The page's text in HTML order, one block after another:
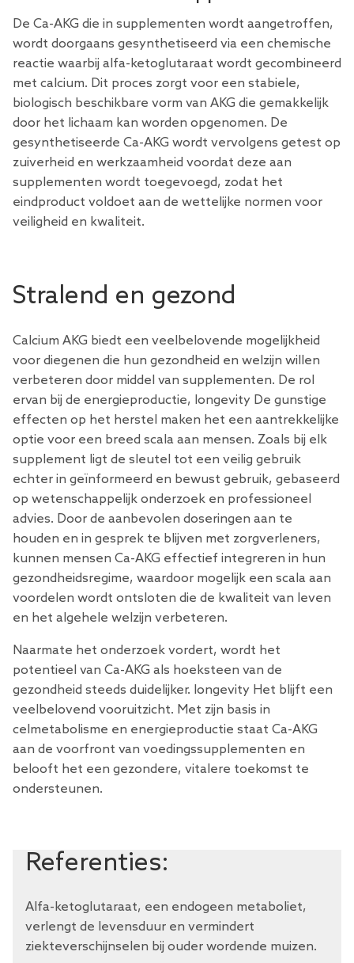
De Ca-AKG die in supplementen wordt aangetroffen,
wordt doorgaans gesynthetiseerd via een chemische
reactie waarbij alfa-ketoglutaraat wordt gecombineerd
met calcium. Dit proces zorgt voor een stabiele,
biologisch beschikbare vorm van AKG die gemakkelijk
door het lichaam kan worden opgenomen. De
gesynthetiseerde Ca-AKG wordt vervolgens getest op
zuiverheid en werkzaamheid voordat deze aan
supplementen wordt toegevoegd, zodat het
eindproduct voldoet aan de wettelijke normen voor
veiligheid en kwaliteit.
Stralend en gezond
Calcium AKG biedt een veelbelovende mogelijkheid
voor diegenen die hun gezondheid en welzijn willen
verbeteren door middel van supplementen. De rol
ervan bij de energieproductie, longevity De gunstige
effecten op het herstel maken het een aantrekkelijke
optie voor een breed scala aan mensen. Zoals bij elk
supplement ligt de sleutel tot een veilig gebruik
echter in geïnformeerd en bewust gebruik, gebaseerd
op wetenschappelijk onderzoek en professioneel
advies. Door de aanbevolen doseringen aan te
houden en in gesprek te blijven met zorgverleners,
kunnen mensen Ca-AKG effectief integreren in hun
gezondheidsregime, waardoor mogelijk een scala aan
voordelen wordt ontsloten die de kwaliteit van leven
en het algehele welzijn verbeteren.
Naarmate het onderzoek vordert, wordt het
potentieel van Ca-AKG als hoeksteen van de
gezondheid steeds duidelijker. longevity Het blijft een
veelbelovend vooruitzicht. Met zijn basis in
celmetabolisme en energieproductie staat Ca-AKG
aan de voorfront van voedingssupplementen en
belooft het een gezondere, vitalere toekomst te
ondersteunen.
Referenties:
Alfa-ketoglutaraat, een endogeen metaboliet,
verlengt de levensduur en vermindert
ziekteverschijnselen bij ouder wordende muizen.